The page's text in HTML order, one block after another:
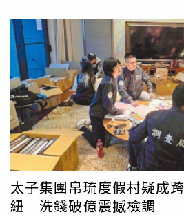
太子集團帛琉度假村疑成
紐 洗錢破億震撼檢調